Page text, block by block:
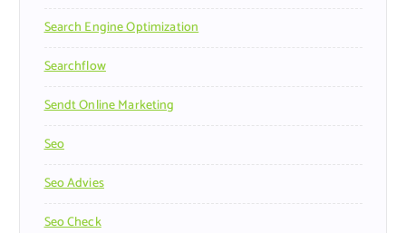
Search Engine Optimization
Searchflow
Sendt Online Marketing
Seo
Seo Advies
Seo Check